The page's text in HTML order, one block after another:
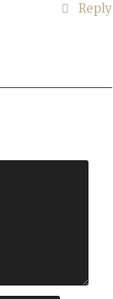
Reply